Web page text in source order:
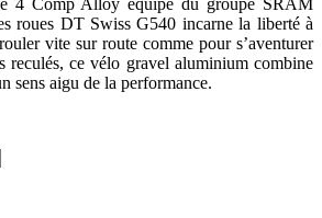
roues DT Swiss G540 incarne la liberté à
vite sur route comme pour s’aventurer
reculés, ce vélo gravel aluminium combine
sens aigu de la performance.